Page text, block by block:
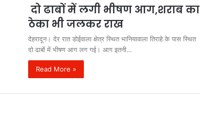
दो ढाबों में लगी भीषण आग,शराब का
ठेका भी जलकर राख
देहरादून। देर रात डोईवाला क्षेत्र स्थित भानियावाला तिराहे के पास स्थित
दो ढाबों में भीषण आग लग गई। आग इतनी…
Read More »